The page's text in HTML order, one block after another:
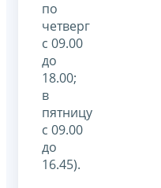
по
четверг
с 09.00
до
18.00;
в
пятницу
с 09.00
до
16.45).